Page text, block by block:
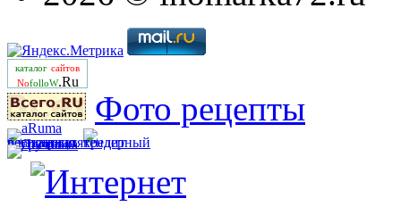
каталог сайтов
NofolloW.Ru
Фото рецепты